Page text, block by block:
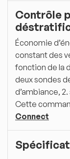
Contrôle
Économie
constant des
fonction de la
deux sondes
d’ambiance,
Cette
Connect